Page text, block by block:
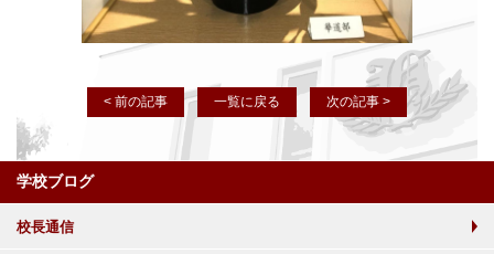
< 前の記事 一覧に戻る 次の記事 >
学校ブログ
校長通信